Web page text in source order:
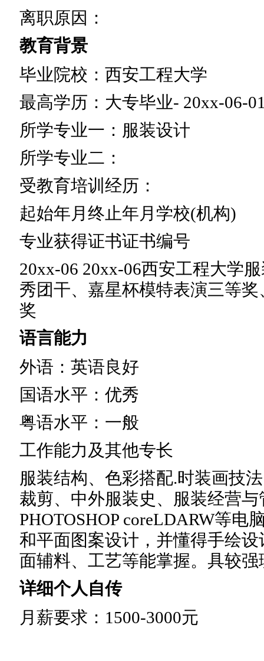
离职原因：
教育背景
毕业院校：西安工程大学
最高学历：大专毕业- 20xx-06-
所学专业一：服装设计
所学专业二：
受教育培训经历：
起始年月终止年月学校(机构)
专业获得证书证书编号
20xx-06 20xx-06西安工程大学
秀团干、嘉星杯模特表演三等
奖
语言能力
外语：英语良好
国语水平：优秀
粤语水平：一般
工作能力及其他专长
服装结构、色彩搭配.时装画技
裁剪、中外服装史、服装经营
PHOTOSHOP coreLDARW等电
和平面图案设计，并懂得手绘
面辅料、工艺等能掌握。具较
详细个人自传
月薪要求：1500-3000元